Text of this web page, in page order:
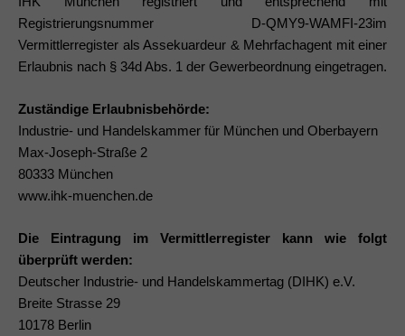
Registrierungsnummer D-QMY9-WAMFI-23im
Vermittlerregister als Assekuardeur & Mehrfachagent mit einer
Erlaubnis nach § 34d Abs. 1 der Gewerbeordnung eingetragen.
Zuständige Erlaubnisbehörde:
Industrie- und Handelskammer für München und Oberbayern
Max-Joseph-Straße 2
80333 München
www.ihk-muenchen.de
Die Eintragung im Vermittlerregister kann wie folgt
überprüft werden:
Deutscher Industrie- und Handelskammertag (DIHK) e.V.
Breite Strasse 29
10178 Berlin
Datenschutzeinstellungen
Essenziell (1)
Essenzielle Cookies ermöglichen grundlegende Funktionen und sind für
Cookie-Informationen anzeigen
Datenschutzerklärung Impressum